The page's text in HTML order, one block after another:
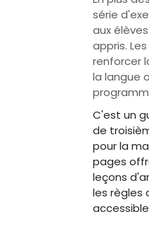
série
aux
appris.
renforcer
la langue
C'est un
de
pour la
pages
leçons
les règles